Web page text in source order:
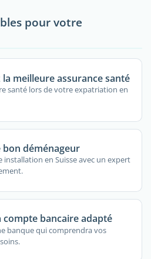
pour votre
la meilleure assurance santé
santé lors de votre expatriation en
bon déménageur
installation en Suisse avec un expert
compte bancaire adapté
banque qui comprendra vos